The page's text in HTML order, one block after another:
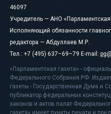
46097
Учредитель — АНО «Парламентская
Исполняющий обязанности
редактора — Абдуллаев М.Р.
Тел.: +7 (495) 637–69–79 E-mail:
«Парламентская газета» -
Федерального Собрания РФ.
газеты - Государственная Дума и
публикатор федеральных
законов и актов палат